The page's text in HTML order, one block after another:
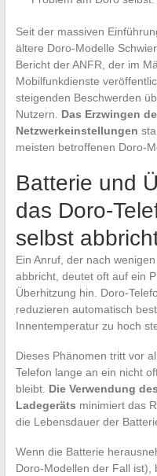
Seit der massiven
ältere Doro-Modelle
Bericht der ANFR, der im
Mobilfunkdienste
steigenden Beschwerden
Nutzern. Das Erzwingen
Netzwerkeinstellungen
meisten betroffenen Doro-
Batterie und
das Doro-
selbst
Ein Anruf, der nach
abbricht, deutet oft auf ein
Überhitzung hin. Doro-
reduzieren automatisch
Innentemperatur zu hoch
Dieses Phänomen tritt vor
Telefon lange an ein nicht
bleibt. Die Verwendung
Ladegeräts minimiert das
die Lebensdauer der
Wenn die Batterie
Doro-Modellen der Fall ist),